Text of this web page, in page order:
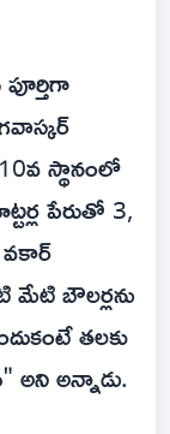
10వ స్థానంలో
పేరుతో 3,
వకార్
మేటి బౌలర్లను
తలకు
అని అన్నాడు.